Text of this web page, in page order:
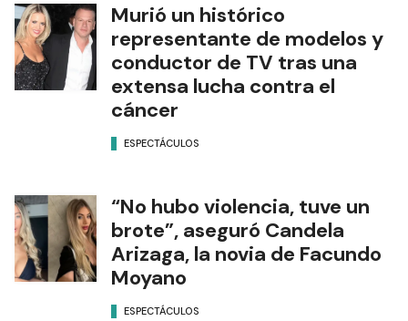
Murió un histórico
representante de modelos y
conductor de TV tras una
extensa lucha contra el
cáncer
ESPECTÁCULOS
“No hubo violencia, tuve un
brote”, aseguró Candela
Arizaga, la novia de Facundo
Moyano
ESPECTÁCULOS